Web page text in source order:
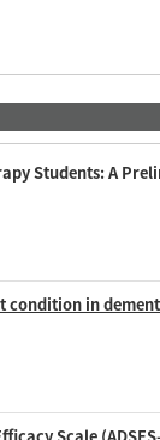
Students: A
in